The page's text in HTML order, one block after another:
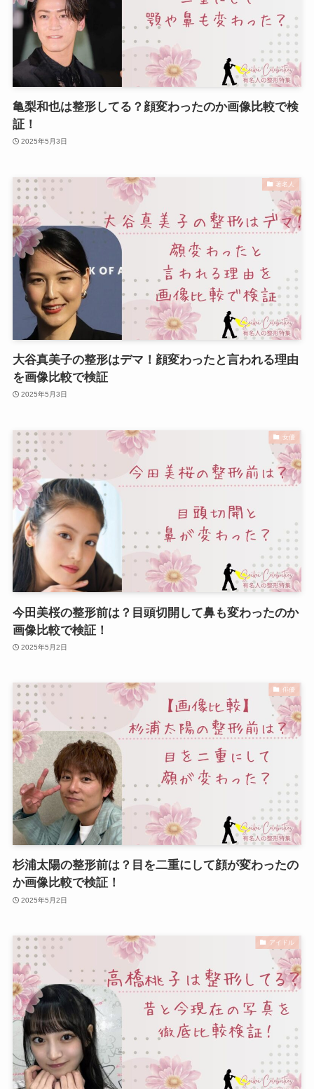
亀梨和也は整形してる？顔変わったのか画像比較で検
証！
2025年5月3日
著名人
大谷真美子の整形はデマ！顔変わったと言われる理由
を画像比較で検証
2025年5月3日
女優
今田美桜の整形前は？目頭切開して鼻も変わったのか
画像比較で検証！
2025年5月2日
俳優
杉浦太陽の整形前は？目を二重にして顔が変わったの
か画像比較で検証！
2025年5月2日
アイドル